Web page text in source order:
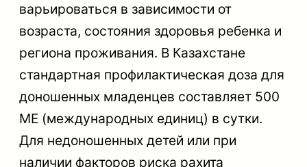
варьироваться в зависимости от
возраста, состояния здоровья ребенка и
региона проживания. В Казахстане
стандартная профилактическая доза для
доношенных младенцев составляет 500
МЕ (международных единиц) в сутки.
Для недоношенных детей или при
наличии факторов риска рахита